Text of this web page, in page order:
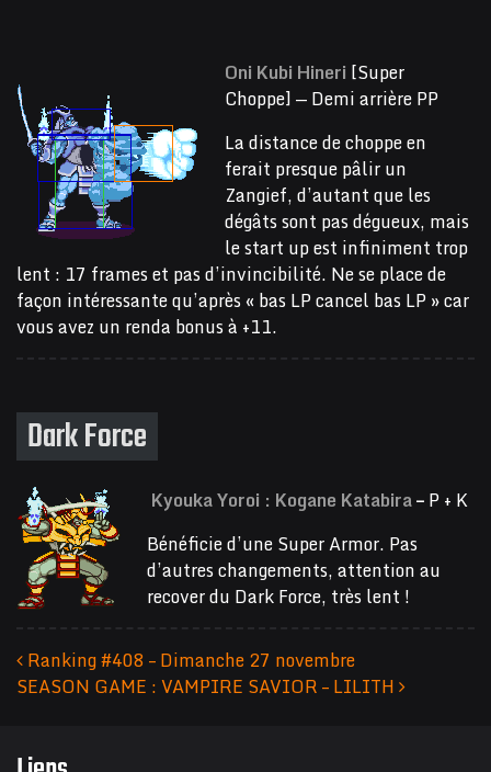
Oni Kubi Hineri [Super
Choppe] — Demi arrière PP
La distance de choppe en
ferait presque pâlir un
Zangief, d’autant que les
dégâts sont pas dégueux, mais
le start up est infiniment trop
lent : 17 frames et pas d’invincibilité. Ne se place de
façon intéressante qu’après « bas LP cancel bas LP » car
vous avez un renda bonus à +11.
Dark Force
Kyouka Yoroi : Kogane Katabira–P + K
Bénéficie d’une Super Armor. Pas
d’autres changements, attention au
recover du Dark Force, très lent !
Navigation des articles
Ranking #408 – Dimanche 27 novembre
SEASON GAME : VAMPIRE SAVIOR – LILITH